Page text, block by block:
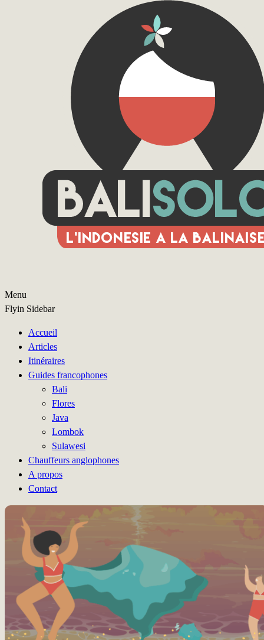
Menu
Flyin Sidebar
Accueil
Articles
Itinéraires
Guides francophones
Bali
Flores
Java
Lombok
Sulawesi
Chauffeurs anglophones
A propos
Contact